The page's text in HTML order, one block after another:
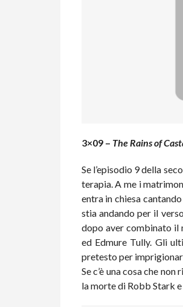
3×09 – The Rains of
Se l’episodio 9 della
terapia. A me i
entra in chiesa cantando
stia andando per il
dopo aver combinato il
ed Edmure Tully. Gli
pretesto per
Se c’è una cosa che
la morte di Robb Stark